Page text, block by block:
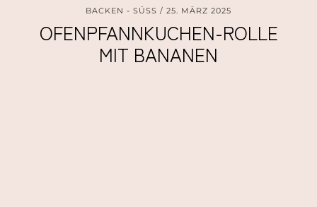
BACKEN - SÜSS 25. MÄRZ 2025
OFENPFANNKUCHEN-ROLLE
MIT BANANEN